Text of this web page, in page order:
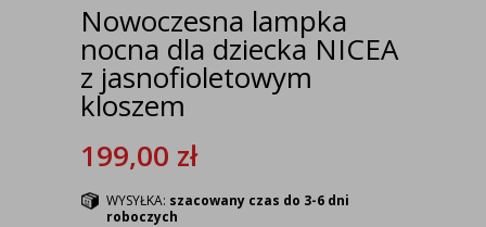
Nowoczesna lampka
nocna dla dziecka NICEA
z jasnofioletowym
kloszem
199,00 zł
WYSYŁKA: szacowany czas do 3-6 dni
roboczych